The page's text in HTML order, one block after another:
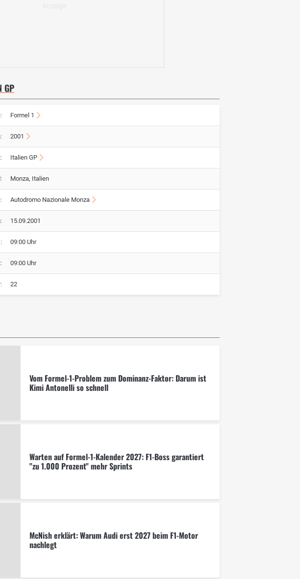
GP
Formel 1
2001
Italien GP
Monza, Italien
Autodromo Nazionale Monza
15.09.2001
09:00 Uhr
09:00 Uhr
22
Vom Formel-1-Problem zum Dominanz-Faktor: Darum ist
Kimi Antonelli so schnell
Warten auf Formel-1-Kalender 2027: F1-Boss garantiert
"zu 1.000 Prozent" mehr Sprints
McNish erklärt: Warum Audi erst 2027 beim F1-Motor
nachlegt